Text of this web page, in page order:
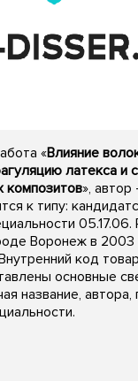
«Влияние
латекса и
композитов»,
к типу:
05.17.06.
Воронеж в
код
основные
название, автора,